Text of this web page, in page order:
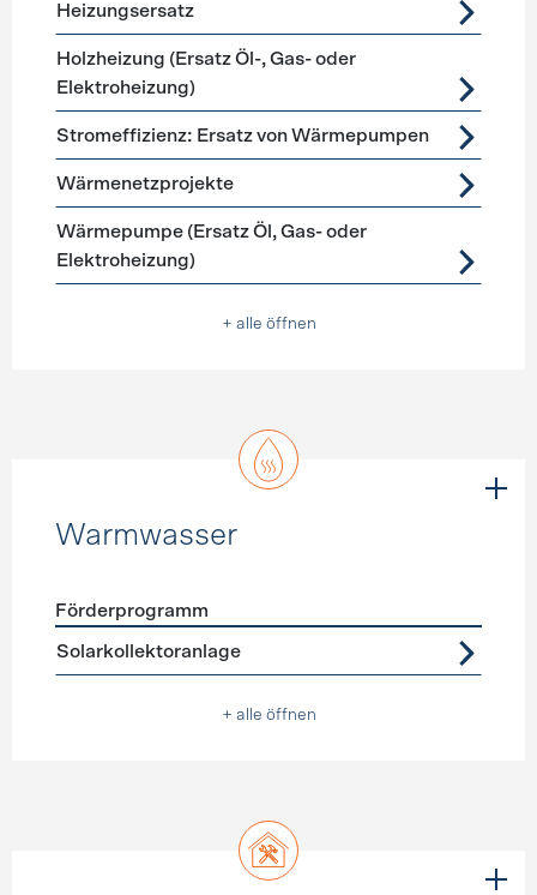
Heizungsersatz
Holzheizung (Ersatz Öl-, Gas- oder
Elektroheizung)
Stromeffizienz: Ersatz von Wärmepumpen
Wärmenetzprojekte
Wärmepumpe (Ersatz Öl, Gas- oder
Elektroheizung)
+ alle öffnen
Warmwasser
Förderprogramme
Förderprogramm
Solarkollektoranlage
+ alle öffnen